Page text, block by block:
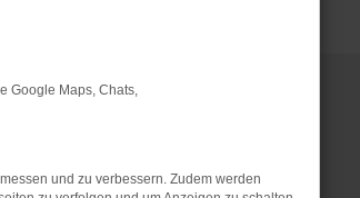
Google Maps, Chats,
und zu verbessern. Zudem werden